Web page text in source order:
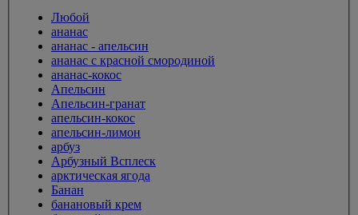
Любой
ананас
ананас - апельсин
ананас с красной смородиной
ананас-кокос
Апельсин
Апельсин-гранат
апельсин-кокос
апельсин-лимон
арбуз
Арбузный Всплеск
арктическая ягода
Банан
банановый крем